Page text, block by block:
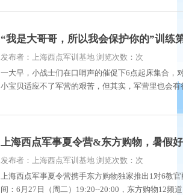
“我是大哥哥，所以我会保护你的”训练
发布者：上海西点军训基地 浏览次数：次
一大早，小战士们在口哨声的催促下6点起床集合，
小宝贝适应不了军营的艰苦，但其实，军营里也会
上海西点军事夏令营&东方购物，暑假
发布者：上海西点军训基地 浏览次数：次
上海西点军事夏令营携手东方购物独家推出1对6教
间：6月27日（周二）19:20--20:00，东方购物12频